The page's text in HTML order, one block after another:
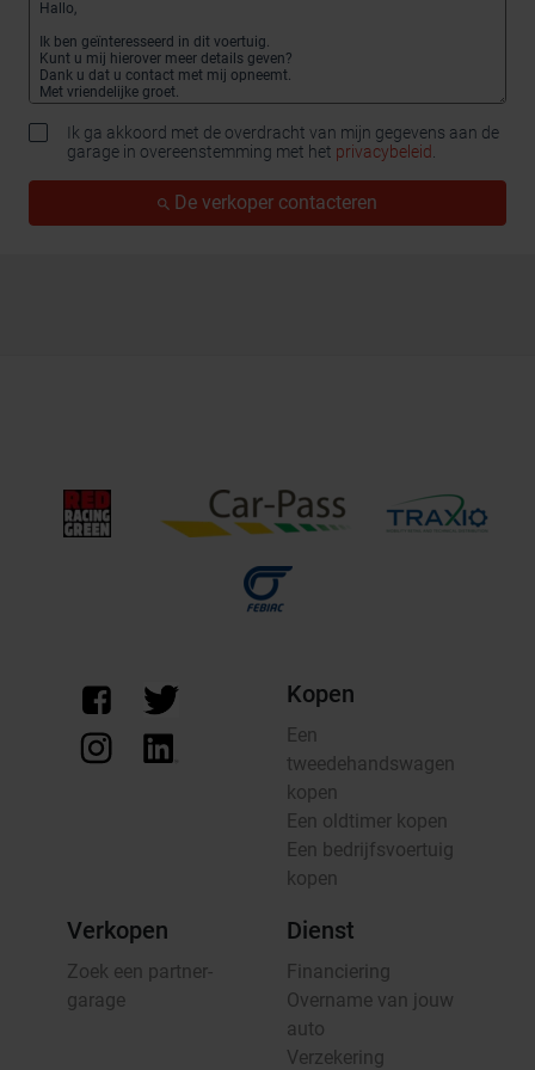
Ik ga akkoord met de overdracht van mijn gegevens aan de
garage in overeenstemming met het privacybeleid.
De verkoper contacteren
Kopen
Een
tweedehandswagen
kopen
Een oldtimer kopen
Een bedrijfsvoertuig
kopen
Verkopen
Zoek een partner-
garage
Dienst
Financiering
Overname van jouw
auto
Verzekering